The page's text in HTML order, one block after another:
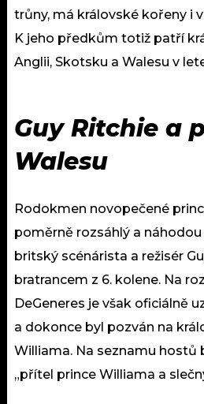
trůny, má královské kořeny i
K jeho předkům totiž patří
Anglii, Skotsku a Walesu v
Guy Ritchie a
Walesu
Rodokmen novopečené
poměrně rozsáhlý a
britský scénárista a režisér
bratrancem z 6. kolene. Na
DeGeneres je však oficiálně
a dokonce byl pozván na
Williama. Na seznamu hostů
„přítel prince Williama a